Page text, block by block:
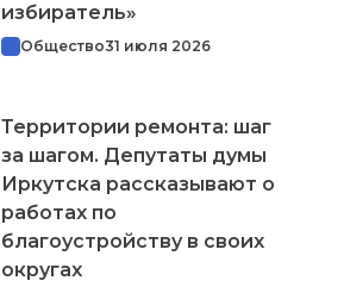
избиратель»
Общество31 июля 2026
Территории ремонта: шаг
за шагом. Депутаты думы
Иркутска рассказывают о
работах по
благоустройству в своих
округах